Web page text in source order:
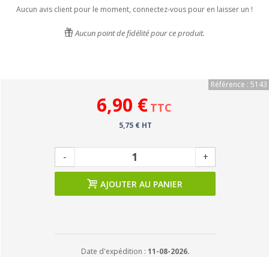
Aucun avis client pour le moment, connectez-vous pour en laisser un !
Aucun point de fidélité pour ce produit.
Référence : 5143
6,90 € TTC
5,75 € HT
- +
AJOUTER AU PANIER
Date d'expédition : 11-08-2026.